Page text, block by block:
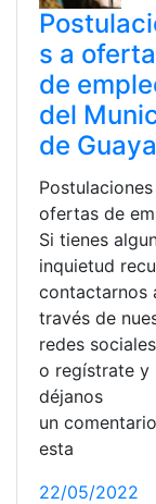
s a
de
del
de
Postulaciones
ofertas de
Si tienes
inquietud
contactarnos
través de
redes
o regístrate y
déjanos
un
esta
22/05/2022